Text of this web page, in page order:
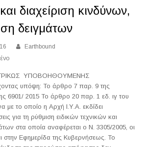
διαχείριση κινδύνων,
δειγμάτων
Earthbound
ΥΠΟΒΟΗΘΟΥΜΕΝΗΣ
υπόψη: Το άρθρο 7 παρ. 9 της
6901/ 2015 Το άρθρο 20 παρ. 1 εδ. ιγ του
με το οποίο η Αρχή Ι.Υ.Α. εκδίδει
για τη ρύθμιση ειδικών τεχνικών και
στα οποία αναφέρεται ο Ν. 3305/2005, οι
στην Εφημερίδα της Κυβερνήσεως. Το